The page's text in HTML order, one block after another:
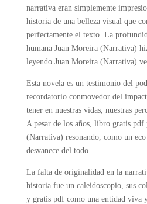
narrativa eran simplemente
historia de una belleza visual que
perfectamente el texto. La
humana Juan Moreira (Narrativa)
leyendo Juan Moreira (Narrativa)
Esta novela es un testimonio del
recordatorio conmovedor del
tener en nuestras vidas, nuestras
A pesar de los años, libro gratis pdf
(Narrativa) resonando, como un eco
desvanece del todo.
La falta de originalidad en la
historia fue un caleidoscopio, sus
y gratis pdf como una entidad viva